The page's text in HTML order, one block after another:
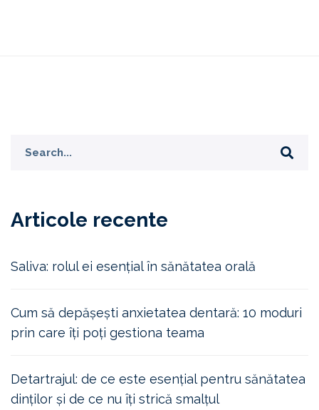
Articole recente
Saliva: rolul ei esențial în sănătatea orală
Cum să depășești anxietatea dentară: 10 moduri
prin care îți poți gestiona teama
Detartrajul: de ce este esențial pentru sănătatea
dinților și de ce nu îți strică smalțul